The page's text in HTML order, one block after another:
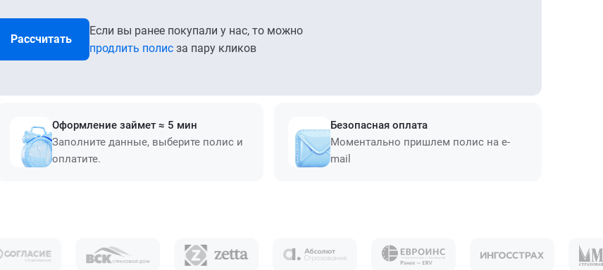
Рассчитать
Если вы ранее покупали у нас, то можно
продлить полис за пару кликов
Оформление займет ≈ 5 мин
Заполните данные, выберите полис и
оплатите.
Безопасная оплата
Моментально пришлем полис на e-
mail